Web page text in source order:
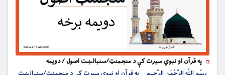
په قرآن او نبوي سیرت کې د منجمنټ/سنبالښت اصول / دویمه